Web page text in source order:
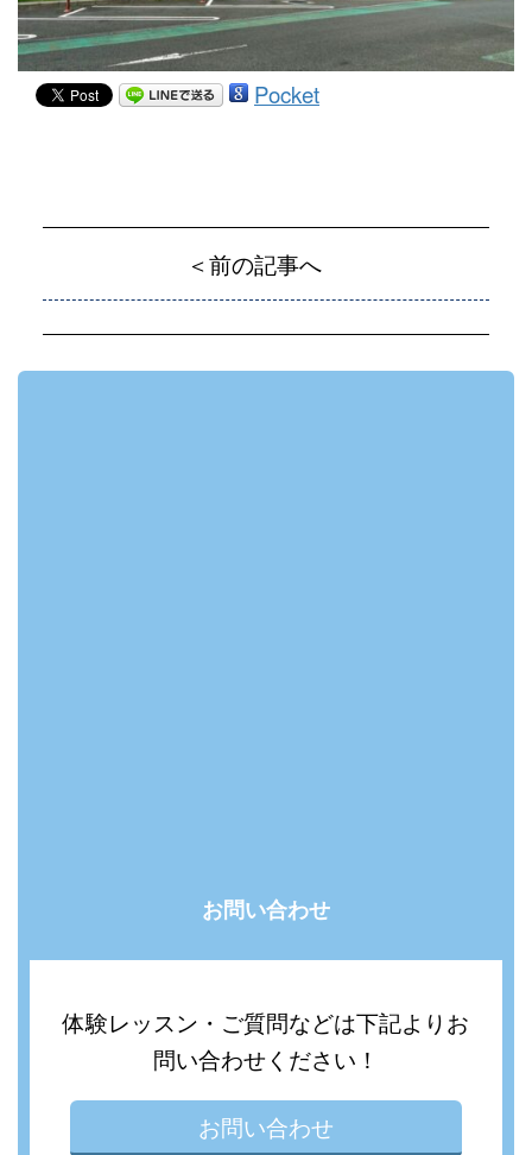
Pocket
＜前の記事へ
お問い合わせ
体験レッスン・ご質問などは下記よりお
問い合わせください！
お問い合わせ